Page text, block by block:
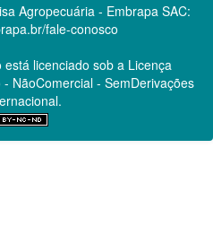
Agropecuária - Embrapa SAC:
fale-conosco
licenciado sob a Licença
NãoComercial - SemDerivações